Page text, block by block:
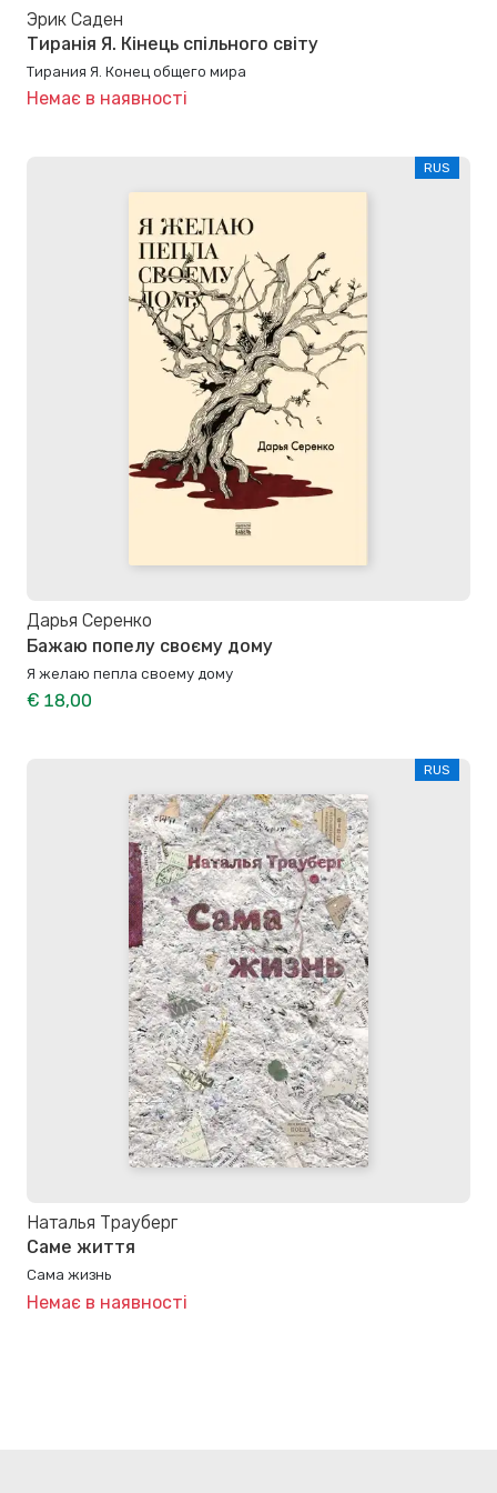
Эрик Саден
Тиранія Я. Кінець спільного світу
Тирания Я. Конец общего мира
Немає в наявності
RUS
Дарья Серенко
Бажаю попелу своєму дому
Я желаю пепла своему дому
€ 18,00
RUS
Наталья Трауберг
Саме життя
Сама жизнь
Немає в наявності